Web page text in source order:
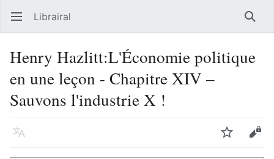
Ouvrir le menu principal Librairal
Henry Hazlitt:L'Économie politique
en une leçon - Chapitre XIV –
Sauvons l'industrie X !
Langue Suivre